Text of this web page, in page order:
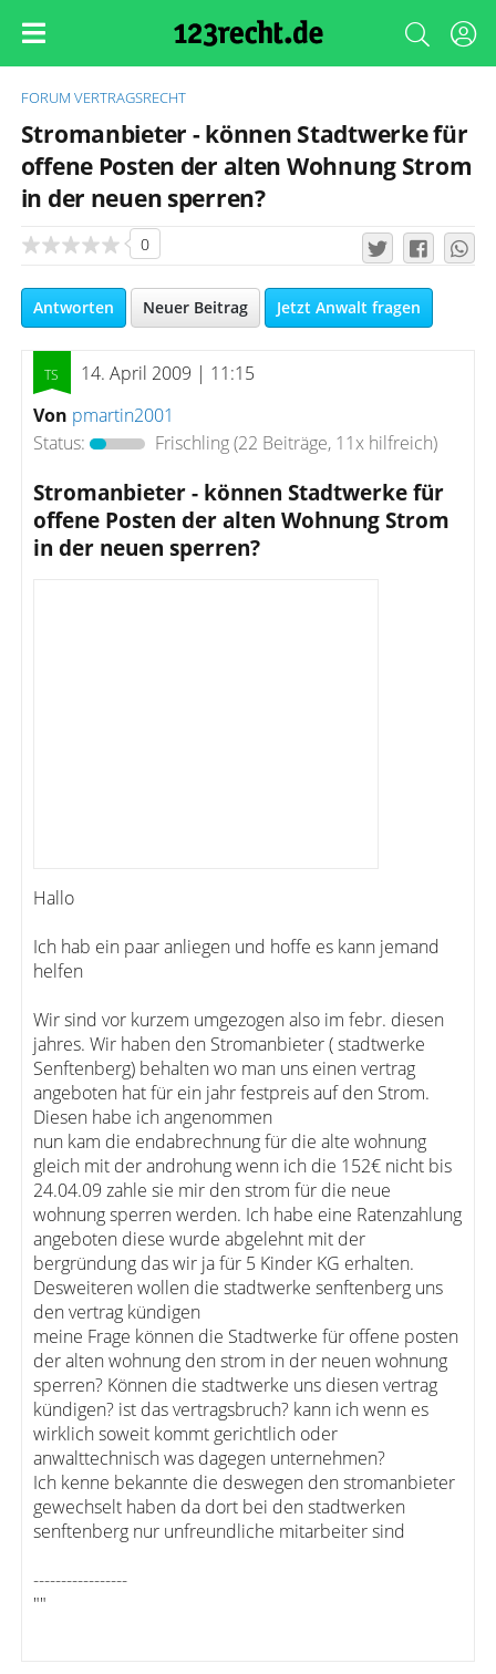
FORUM VERTRAGSRECHT
Stromanbieter - können Stadtwerke für
offene Posten der alten Wohnung Strom
in der neuen sperren?
0
Antworten Neuer Beitrag Jetzt Anwalt fragen
14. April 2009 | 11:15
Von pmartin2001
Status:
Frischling(22 Beiträge, 11x hilfreich)
Stromanbieter - können Stadtwerke für
offene Posten der alten Wohnung Strom
in der neuen sperren?
Hallo
Ich hab ein paar anliegen und hoffe es kann jemand
helfen
Wir sind vor kurzem umgezogen also im febr. diesen
jahres. Wir haben den Stromanbieter ( stadtwerke
Senftenberg) behalten wo man uns einen vertrag
angeboten hat für ein jahr festpreis auf den Strom.
Diesen habe ich angenommen
nun kam die endabrechnung für die alte wohnung
gleich mit der androhung wenn ich die 152€ nicht bis
24.04.09 zahle sie mir den strom für die neue
wohnung sperren werden. Ich habe eine Ratenzahlung
angeboten diese wurde abgelehnt mit der
bergründung das wir ja für 5 Kinder KG erhalten.
Desweiteren wollen die stadtwerke senftenberg uns
den vertrag kündigen
meine Frage können die Stadtwerke für offene posten
der alten wohnung den strom in der neuen wohnung
sperren? Können die stadtwerke uns diesen vertrag
kündigen? ist das vertragsbruch? kann ich wenn es
wirklich soweit kommt gerichtlich oder
anwalttechnisch was dagegen unternehmen?
Ich kenne bekannte die deswegen den stromanbieter
gewechselt haben da dort bei den stadtwerken
senftenberg nur unfreundliche mitarbeiter sind
-----------------
""